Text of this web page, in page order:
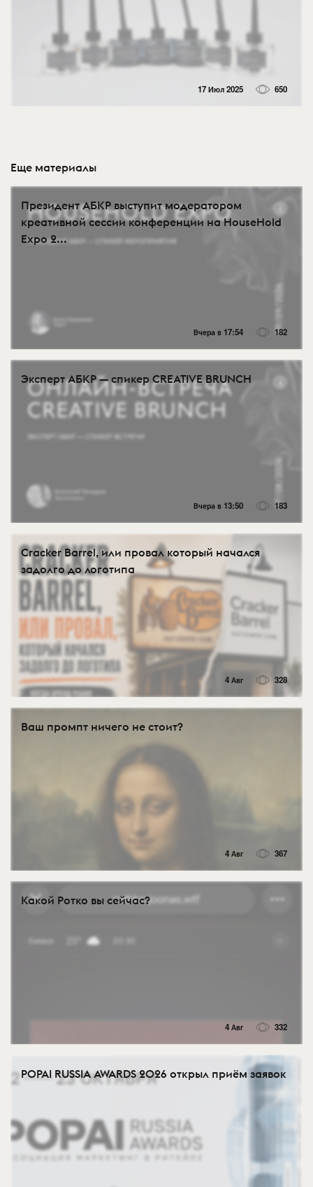
17 Июл 2025 650
Еще материалы
Президент АБКР выступит модератором
креативной сессии конференции на HouseHold
Expo 2...
Вчера в 17:54 182
Эксперт АБКР — спикер CREATIVE BRUNCH
Вчера в 13:50 183
Cracker Barrel, или провал который начался
задолго до логотипа
4 Авг 328
Ваш промпт ничего не стоит?
4 Авг 367
Какой Ротко вы сейчас?
4 Авг 332
POPAI RUSSIA AWARDS 2026 открыл приём заявок